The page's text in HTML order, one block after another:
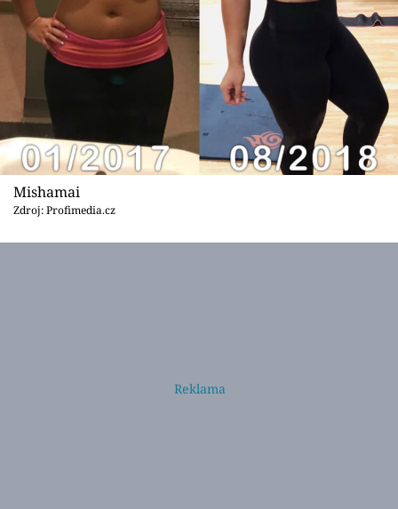
Mishamai
Zdroj: Profimedia.cz